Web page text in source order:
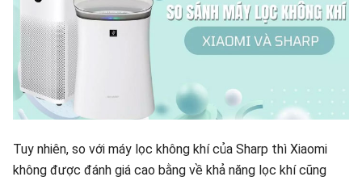
Tuy nhiên, so với máy lọc không khí của Sharp thì Xiaomi
không được đánh giá cao bằng về khả năng lọc khí cũng